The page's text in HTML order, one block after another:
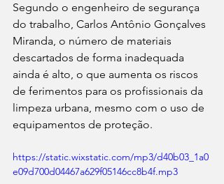
Segundo o engenheiro de segurança
do trabalho, Carlos Antônio Gonçalves
Miranda, o número de materiais
descartados de forma inadequada
ainda é alto, o que aumenta os riscos
de ferimentos para os profissionais da
limpeza urbana, mesmo com o uso de
equipamentos de proteção.
https://static.wixstatic.com/mp3/d40b03_1a0
e09d700d04467a629f05146cc8b4f.mp3